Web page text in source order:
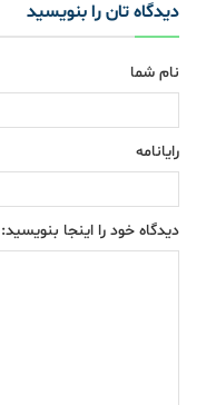
دیدگاه تان را بنویسید
نام شما
رایانامه
دیدگاه خود را اینجا بنویسید: